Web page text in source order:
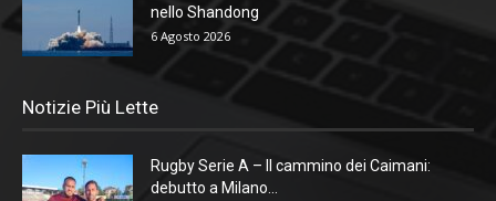
nello Shandong
6 Agosto 2026
Notizie Più Lette
Rugby Serie A – Il cammino dei Caimani:
debutto a Milano...